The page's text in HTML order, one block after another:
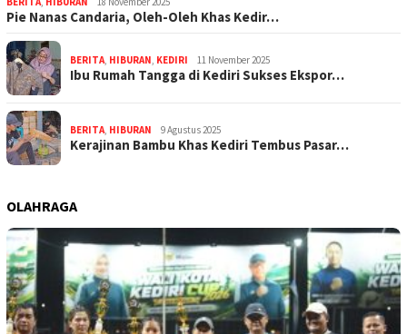
Pie Nanas Candaria, Oleh-Oleh Khas Kedir…
BERITA HIBURAN KEDIRI 11 November 2025
Ibu Rumah Tangga di Kediri Sukses Ekspor…
BERITA HIBURAN 9 Agustus 2025
Kerajinan Bambu Khas Kediri Tembus Pasar…
OLAHRAGA